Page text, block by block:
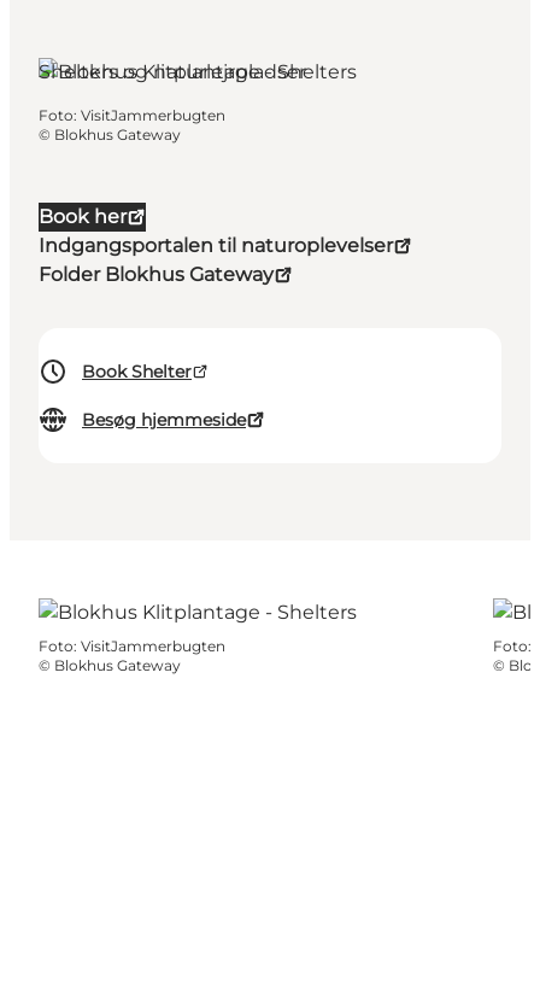
Book her
Indgangsportalen til naturoplevelser
Folder Blokhus Gateway
Book Shelter
Besøg hjemmeside
Shelters og naturlejrpladser
Foto: VisitJammerbugten
© Blokhus Gateway
Foto: VisitJammerbugten
© Blokhus Gateway
Foto:
©